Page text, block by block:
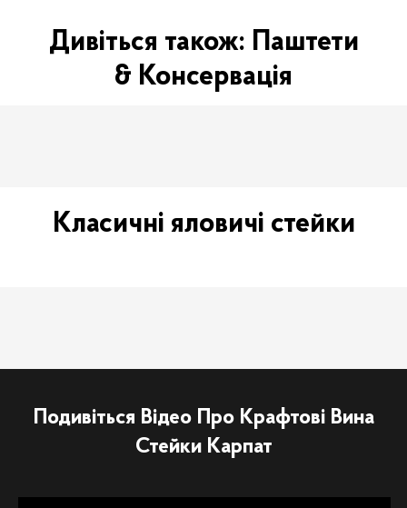
Дивіться також: Паштети
& Консервація
Класичні яловичі стейки
Подивіться Відео Про Крафтові Вина
Стейки Карпат